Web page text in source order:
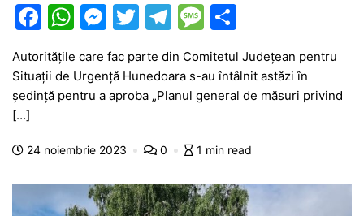
F
a
c
e
o
k
W
at
s
p
M
e
s
s
n
er
T
itt
er
T
e
gr
m
M
e
s
s
g
ta
je
z
Autoritățile care fac parte din Comitetul Județean pentru
Situații de Urgență Hunedoara s-au întâlnit astăzi în
ședință pentru a aproba „Planul general de măsuri privind
[…]
24 noiembrie 2023 0 1 min read